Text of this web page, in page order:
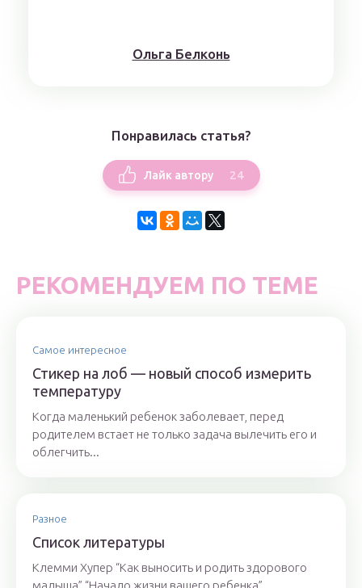
Ольга Белконь
Понравилась статья?
Лайк автору 24
РЕКОМЕНДУЕМ ПО ТЕМЕ
Самое интересное
Стикер на лоб — новый способ измерить
температуру
Когда маленький ребенок заболевает, перед
родителем встает не только задача вылечить его и
облегчить...
Разное
Список литературы
Клемми Хупер “Как выносить и родить здорового